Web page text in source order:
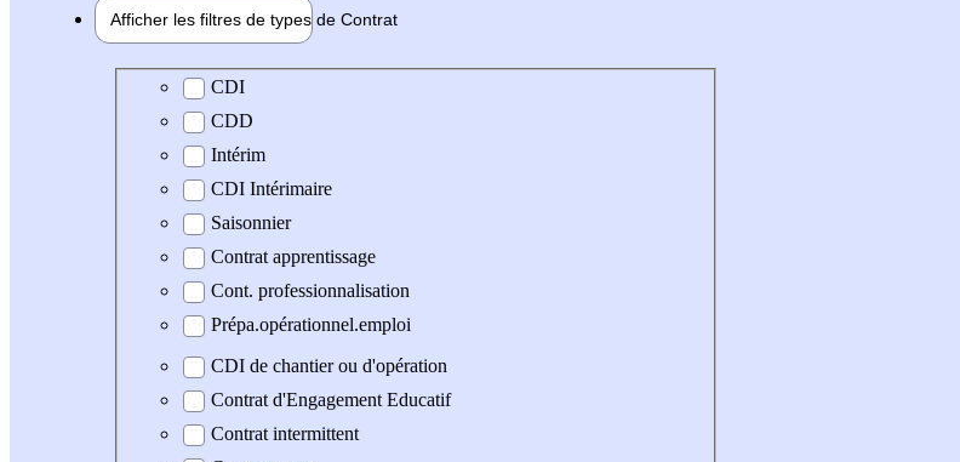
Afficher les filtres de types de Contrat
Type de contrat
CDI
CDD
Intérim
CDI Intérimaire
Saisonnier
Contrat apprentissage
Cont. professionnalisation
Prépa.opérationnel.emploi
CDI de chantier ou d'opération
Contrat d'Engagement Educatif
Contrat intermittent